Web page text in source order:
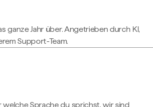
ganze Jahr über. Angetrieben durch KI,
Support-Team.
Sprache du sprichst, wir sind